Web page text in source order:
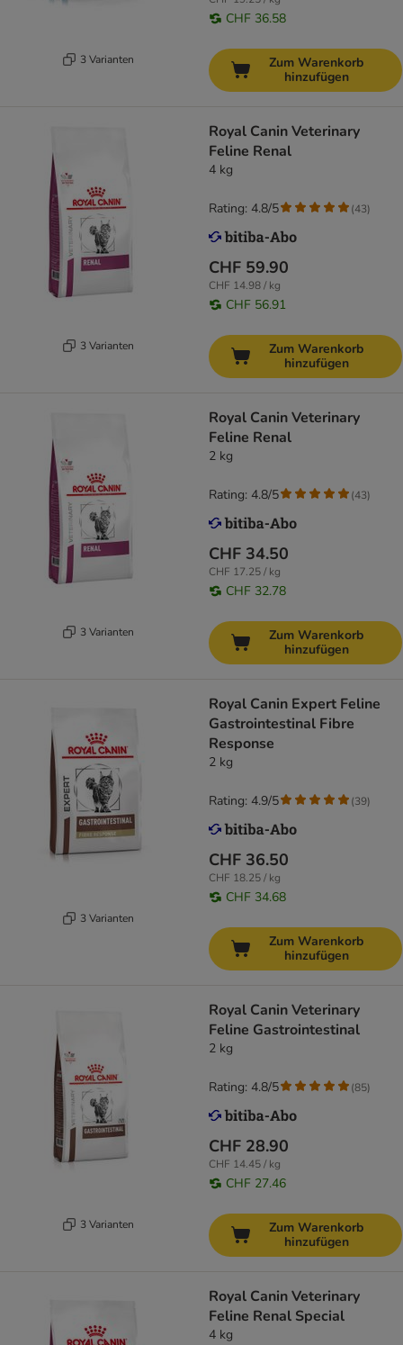
3 Varianten
CHF 36.58
Zum Warenkorb
hinzufügen
3 Varianten
Royal Canin Veterinary
Feline Renal
4 kg
CHF 59.90
CHF 14.98 / kg
CHF 56.91
Rating: 4.8/5 (43)
Zum Warenkorb
hinzufügen
3 Varianten
Royal Canin Veterinary
Feline Renal
2 kg
CHF 34.50
CHF 17.25 / kg
CHF 32.78
Rating: 4.8/5 (43)
Zum Warenkorb
hinzufügen
3 Varianten
Royal Canin Expert Feline
Gastrointestinal Fibre
Response
2 kg
CHF 36.50
CHF 18.25 / kg
CHF 34.68
Rating: 4.9/5 (39)
Zum Warenkorb
hinzufügen
3 Varianten
Royal Canin Veterinary
Feline Gastrointestinal
2 kg
CHF 28.90
CHF 14.45 / kg
CHF 27.46
Rating: 4.8/5 (85)
Zum Warenkorb
hinzufügen
Royal Canin Veterinary
Feline Renal Special
4 kg